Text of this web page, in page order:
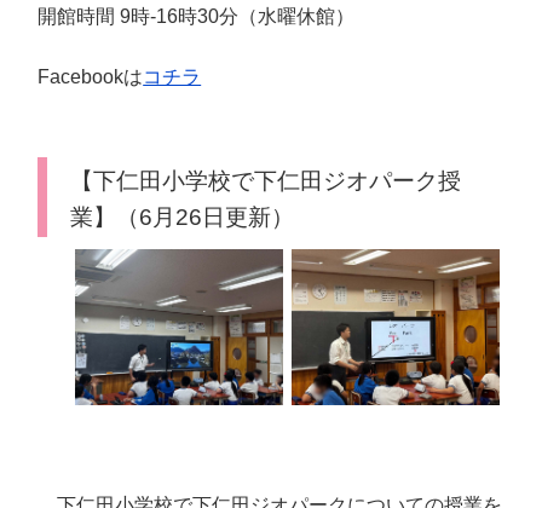
開館時間 9時-16時30分（水曜休館）
Facebookはコチラ
【下仁田小学校で下仁田ジオパーク授
業】（6月26日更新）